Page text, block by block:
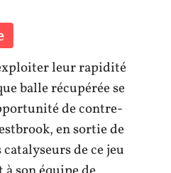
leur rapidité
balle récupérée se
de contre-
en sortie de
catalyseurs de ce jeu